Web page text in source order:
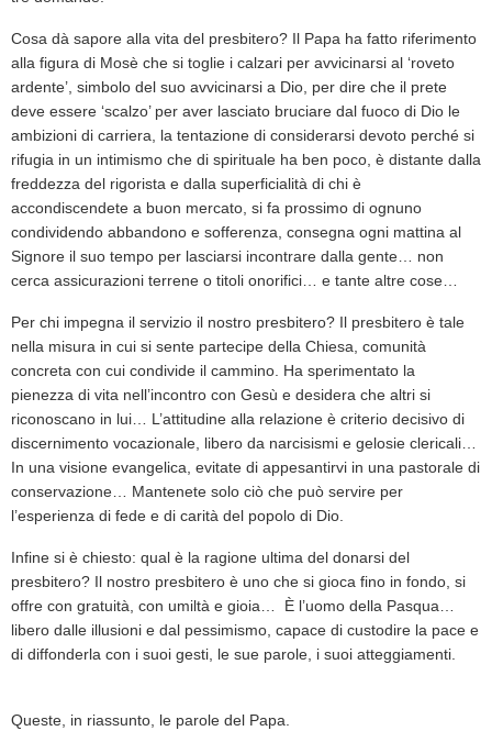
Cosa dà sapore alla vita del presbitero? Il Papa ha fatto riferimento
alla figura di Mosè che si toglie i calzari per avvicinarsi al ‘roveto
ardente’, simbolo del suo avvicinarsi a Dio, per dire che il prete
deve essere ‘scalzo’ per aver lasciato bruciare dal fuoco di Dio le
ambizioni di carriera, la tentazione di considerarsi devoto perché si
rifugia in un intimismo che di spirituale ha ben poco, è distante dalla
freddezza del rigorista e dalla superficialità di chi è
accondiscendete a buon mercato, si fa prossimo di ognuno
condividendo abbandono e sofferenza, consegna ogni mattina al
Signore il suo tempo per lasciarsi incontrare dalla gente… non
cerca assicurazioni terrene o titoli onorifici… e tante altre cose…
Per chi impegna il servizio il nostro presbitero? Il presbitero è tale
nella misura in cui si sente partecipe della Chiesa, comunità
concreta con cui condivide il cammino. Ha sperimentato la
pienezza di vita nell’incontro con Gesù e desidera che altri si
riconoscano in lui… L’attitudine alla relazione è criterio decisivo di
discernimento vocazionale, libero da narcisismi e gelosie clericali…
In una visione evangelica, evitate di appesantirvi in una pastorale di
conservazione… Mantenete solo ciò che può servire per
l’esperienza di fede e di carità del popolo di Dio.
Infine si è chiesto: qual è la ragione ultima del donarsi del
presbitero? Il nostro presbitero è uno che si gioca fino in fondo, si
offre con gratuità, con umiltà e gioia… È l’uomo della Pasqua…
libero dalle illusioni e dal pessimismo, capace di custodire la pace e
di diffonderla con i suoi gesti, le sue parole, i suoi atteggiamenti.
Queste, in riassunto, le parole del Papa.